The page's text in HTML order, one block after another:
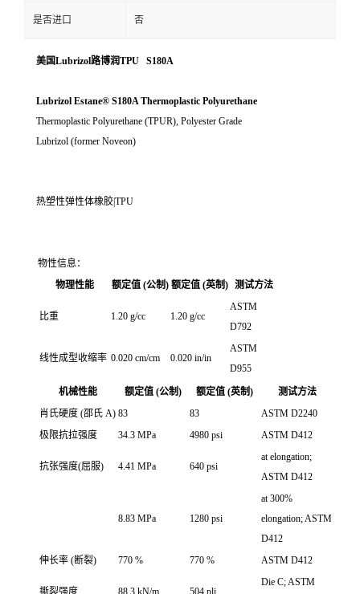
是否进口 否
美国Lubrizol路博润TPU S180A
Lubrizol Estane® S180A Thermoplastic Polyurethane
Thermoplastic Polyurethane (TPUR), Polyester Grade
Lubrizol (former Noveon)
热塑性弹性体橡胶|TPU
物性信息：
物理性能
额定值 (公制) 额定值 (英制) 测试方法
比重 1.20 g/cc 1.20 g/cc
ASTM
D792
线性成型收缩率 0.020 cm/cm 0.020 in/in
ASTM
D955
机械性能 额定值 (公制) 额定值 (英制)
测试方法
肖氏硬度 (邵氏 A) 83 83
ASTM D2240
极限抗拉强度
34.3 MPa 4980 psi ASTM D412
抗张强度(屈服) 4.41 MPa 640 psi
at elongation;
ASTM D412
8.83 MPa 1280 psi
at 300%
elongation; ASTM
D412
伸长率 (断裂)
770 % 770 % ASTM D412
撕裂强度 88.3 kN/m 504 pli
Die C; ASTM